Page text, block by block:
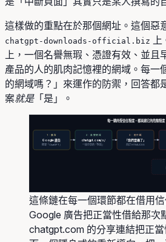
這樣做的重點在於那個網址。這個惡
chatgpt-downloads-official.biz
上，一個名譽無瑕、憑證有效、並且
產品的人的肌肉記憶裡的網域。每一
的網域嗎？」來運作的防禦，回答都
案就是「是」。
1 · 廣告
Google 廣告
搜尋「ChatGPT」
2 · 真實網域
chatgpt.com/s/
一段分享的「對話」
3 · 假中斷
「我們當機了」
自訂 HTML/CSS
每一跳的受信任程度，都高過它的危險程度
這條鏈在每一個環節都在借用
Google 廣告把正當性借給那次
chatgpt.com 的分享連結把正當